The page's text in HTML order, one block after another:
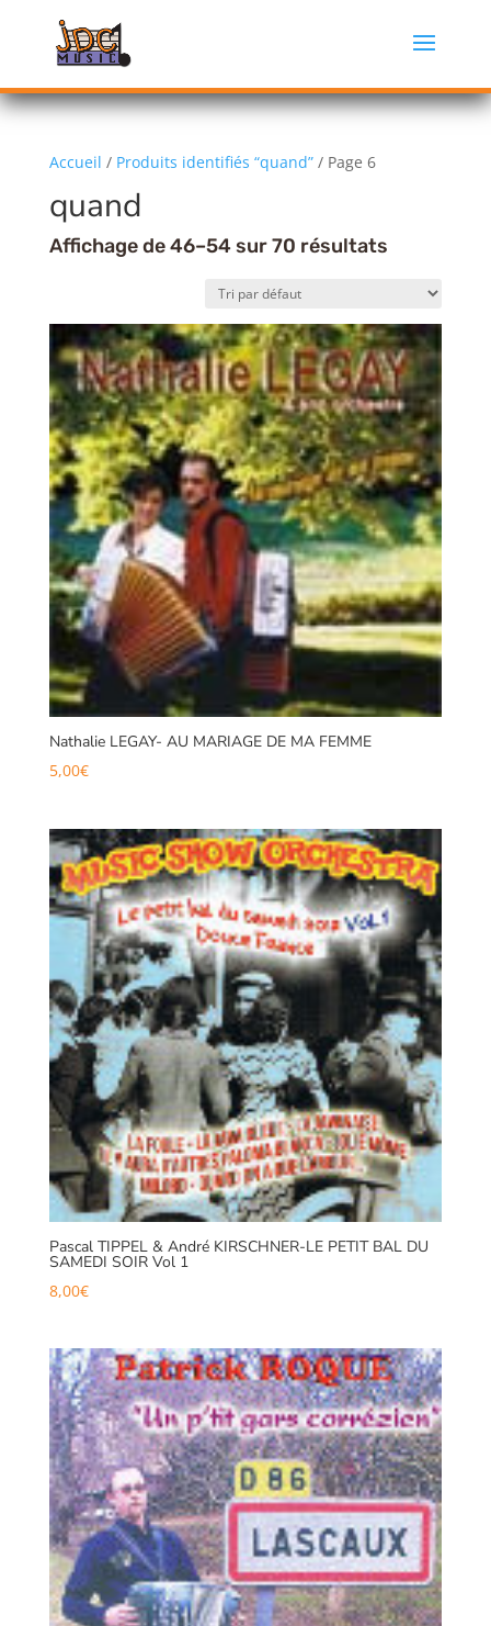
Accueil / Produits identifiés “quand”/ Page 6
quand
Affichage de 46–54 sur 70 résultats
Nathalie LEGAY- AU MARIAGE DE MA FEMME
5,00€
Pascal TIPPEL & André KIRSCHNER-LE PETIT BAL DU
SAMEDI SOIR Vol 1
8,00€